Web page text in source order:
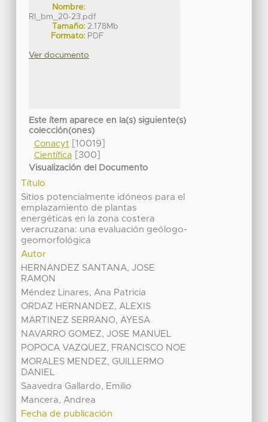
Nombre:
RI_bm_20-23.pdf
Tamaño: 2.178Mb
Formato: PDF
Ver documento
Este ítem aparece en la(s) siguiente(s)
colección(ones)
Conacyt[10019]
Científica[300]
Visualización del Documento
Título
Sitios potencialmente idóneos para el
emplazamiento de plantas
energéticas en la zona costera
veracruzana: una evaluación geólogo-
geomorfológica
Autor
HERNANDEZ SANTANA, JOSE
RAMON
Méndez Linares, Ana Patricia
ORDAZ HERNANDEZ, ALEXIS
MARTINEZ SERRANO, AYESA
NAVARRO GOMEZ, JOSE MANUEL
POPOCA VAZQUEZ, FRANCISCO NOE
MORALES MENDEZ, GUILLERMO
DANIEL
Saavedra Gallardo, Emilio
Mancera, Andrea
Fecha de publicación